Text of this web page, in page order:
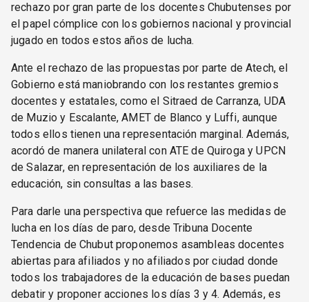
rechazo por gran parte de los docentes Chubutenses por
el papel cómplice con los gobiernos nacional y provincial
jugado en todos estos años de lucha.
Ante el rechazo de las propuestas por parte de Atech, el
Gobierno está maniobrando con los restantes gremios
docentes y estatales, como el Sitraed de Carranza, UDA
de Muzio y Escalante, AMET de Blanco y Luffi, aunque
todos ellos tienen una representación marginal. Además,
acordó de manera unilateral con ATE de Quiroga y UPCN
de Salazar, en representación de los auxiliares de la
educación, sin consultas a las bases.
Para darle una perspectiva que refuerce las medidas de
lucha en los días de paro, desde Tribuna Docente
Tendencia de Chubut proponemos asambleas docentes
abiertas para afiliados y no afiliados por ciudad donde
todos los trabajadores de la educación de bases puedan
debatir y proponer acciones los días 3 y 4. Además, es